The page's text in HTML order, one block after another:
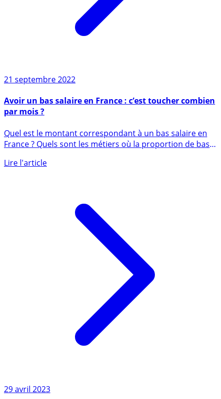
21 septembre 2022
par mois ?
Quel est le montant correspondant à un bas salaire en
France ? Quels sont les métiers où la proportion de bas